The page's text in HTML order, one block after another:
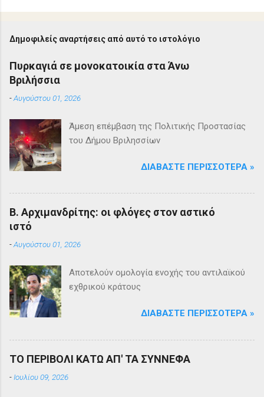
Δημοφιλείς αναρτήσεις από αυτό το ιστολόγιο
Πυρκαγιά σε μονοκατοικία στα Άνω
Βριλήσσια
-Αυγούστου 01, 2026
Άμεση επέμβαση της Πολιτικής Προστασίας
του Δήμου Βριλησσίων
ΔΙΑΒΆΣΤΕ ΠΕΡΙΣΣΌΤΕΡΑ »
Β. Αρχιμανδρίτης: οι φλόγες στον αστικό
ιστό
-Αυγούστου 01, 2026
Αποτελούν ομολογία ενοχής του αντιλαϊκού
εχθρικού κράτους
ΔΙΑΒΆΣΤΕ ΠΕΡΙΣΣΌΤΕΡΑ »
ΤΟ ΠΕΡΙΒΟΛΙ ΚΑΤΩ ΑΠ' ΤΑ ΣΥΝΝΕΦΑ
- Ιουλίου 09, 2026